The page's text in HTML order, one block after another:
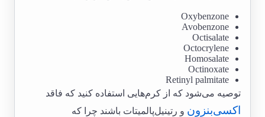
Oxybenzone
Avobenzone
Octisalate
Octocrylene
Homosalate
Octinoxate
Retinyl palmitate
توصیه می‌شود که از کرم‌هایی استفاده کنید که فاقد
اکسی‌بنزون و رتینیل‌پالمیتات باشند چرا که